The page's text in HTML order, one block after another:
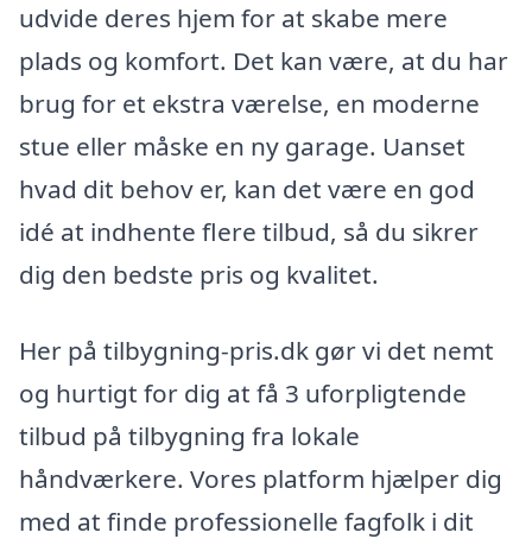
udvide deres hjem for at skabe mere
plads og komfort. Det kan være, at du har
brug for et ekstra værelse, en moderne
stue eller måske en ny garage. Uanset
hvad dit behov er, kan det være en god
idé at indhente flere tilbud, så du sikrer
dig den bedste pris og kvalitet.
Her på tilbygning-pris.dk gør vi det nemt
og hurtigt for dig at få 3 uforpligtende
tilbud på tilbygning fra lokale
håndværkere. Vores platform hjælper dig
med at finde professionelle fagfolk i dit